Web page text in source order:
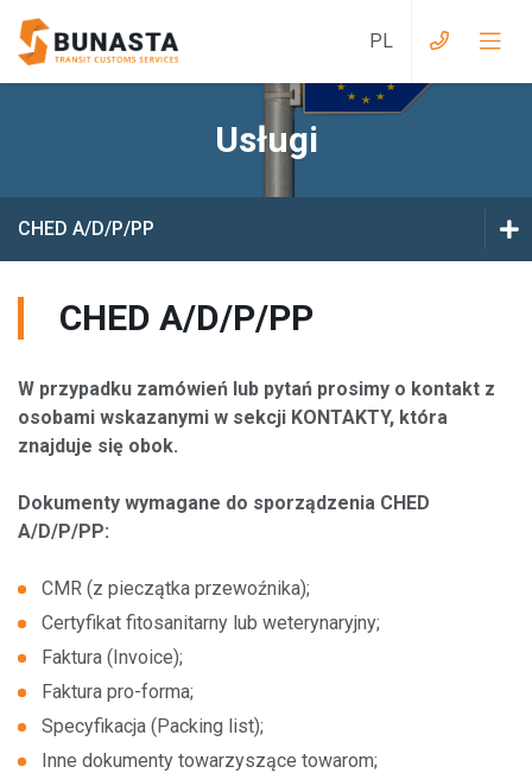
Usługi przy wjeździe do Wielkiej Brytanii
Usługi z Wielkiej Brytanii do EU
Usługi z EAEU do EU
Usługi przy wjeździe na Ukrainę
Usługi z Ukrainy do EU
Usługi magazynowe
O nas
Usługi
CHED A/D/P/PP
BDK
CHED A/D/P/PP
CHED A/D/P/PP
W przypadku zamówień lub pytań prosimy o kontakt z
osobami wskazanymi w sekcji KONTAKTY, która
znajduje się obok.
Dokumenty wymagane do sporządzenia CHED
A/D/P/PP:
CMR (z pieczątka przewoźnika);
Certyfikat fitosanitarny lub weterynaryjny;
Faktura (Invoice);
Faktura pro-forma;
Specyfikacja (Packing list);
Inne dokumenty towarzyszące towarom;